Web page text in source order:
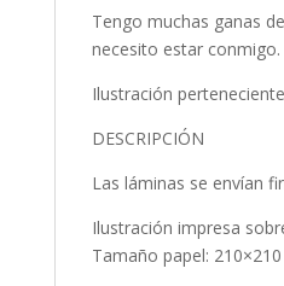
Tengo muchas ganas
necesito estar conmigo.
Ilustración
DESCRIPCIÓN
Las láminas se envían
Ilustración impresa
Tamaño papel: